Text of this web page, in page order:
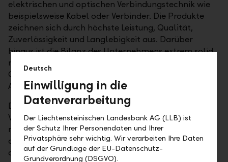
elektrischen und optischen Verbindungstechnik wie
beispielsweise Kabel oder Verbinder. Die Produkte
zeichnen sich durch höchste Leistung, Qualität,
Zuverlässigkeit und Langlebigkeit aus. Darüber
hinaus ist die Bilanz des Unternehmens extrem solid
mit einer Eigenkapitalquote von 78 Prozent, keinem
Goodwill und einer Nettoliquidität (das heisst nach
Abzug der Schulden) von 192 Millionen Franken.
Der wichtigste Aspekt der genannten
Wachstumstreiber dürfte die stetige Erhöhung der
mobilen Datenvolumina sein. Diese nehmen pro Jahr
aktuell um rund 60 Prozent zu, vor allem aufgrund
des höheren Videokonsums. Viele Konsumenten
Deutsch
Einwilligung in die
Datenverarbeitung
Der Liechtensteinischen Landesbank AG (LLB) ist
der Schutz Ihrer Personendaten und Ihrer
Privatsphäre sehr wichtig. Wir verarbeiten Ihre Daten
auf der Grundlage der EU-Datenschutz-
Grundverordnung (DSGVO).